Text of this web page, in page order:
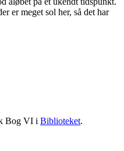
er meget sol her, så det har
Bog VI i Biblioteket.